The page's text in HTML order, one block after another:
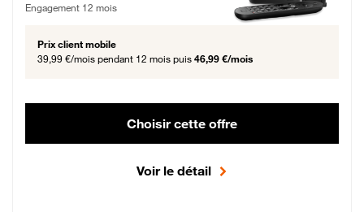
Engagement 12 mois
Prix client mobile
39,99 €/mois pendant 12 mois puis 46,99 €/mois
Choisir cette offre
Voir le détail